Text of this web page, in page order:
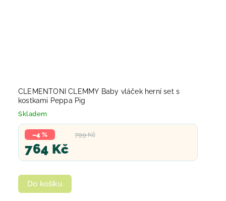
CLEMENTONI CLEMMY Baby vláček herní set s
kostkami Peppa Pig
Skladem
799 Kč
–4 %
764 Kč
Do košíku